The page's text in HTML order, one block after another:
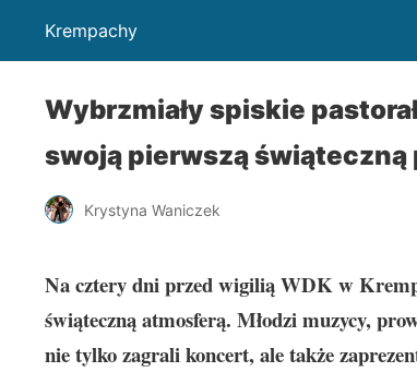
Krempachy
Wybrzmiały spiskie
swoją pierwszą świąteczną
Krystyna Waniczek
Na cztery dni przed wigilią WDK w
świąteczną atmosferą. Młodzi muzycy,
nie tylko zagrali koncert, ale także